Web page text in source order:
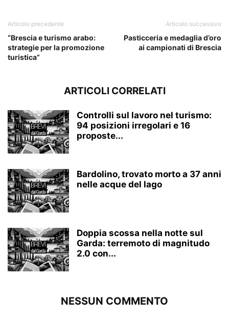
Articolo precedente
“Brescia e turismo arabo:
strategie per la promozione
turistica”
Articolo successivo
Pasticceria e medaglia d’oro
ai campionati di Brescia
ARTICOLI CORRELATI
Controlli sul lavoro nel turismo:
94 posizioni irregolari e 16
proposte...
Bardolino, trovato morto a 37 anni
nelle acque del lago
Doppia scossa nella notte sul
Garda: terremoto di magnitudo
2.0 con...
NESSUN COMMENTO